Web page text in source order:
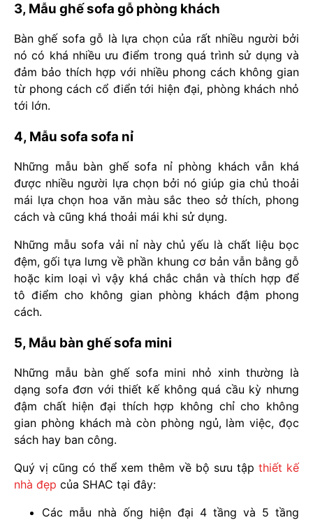
3, Mẫu ghế sofa gỗ phòng khách
Bàn ghế sofa gỗ là lựa chọn của rất nhiều người bởi
nó có khá nhiều ưu điểm trong quá trình sử dụng và
đảm bảo thích hợp với nhiều phong cách không gian
từ phong cách cổ điển tới hiện đại, phòng khách nhỏ
tới lớn.
4, Mẫu sofa sofa nỉ
Những mẫu bàn ghế sofa nỉ phòng khách vẫn khá
được nhiều người lựa chọn bởi nó giúp gia chủ thoải
mái lựa chọn hoa văn màu sắc theo sở thích, phong
cách và cũng khá thoải mái khi sử dụng.
Những mẫu sofa vải nỉ này chủ yếu là chất liệu bọc
đệm, gối tựa lưng về phần khung cơ bản vẫn bằng gỗ
hoặc kim loại vì vậy khá chắc chắn và thích hợp để
tô điểm cho không gian phòng khách đậm phong
cách.
5, Mẫu bàn ghế sofa mini
Những mẫu bàn ghế sofa mini nhỏ xinh thường là
dạng sofa đơn với thiết kế không quá cầu kỳ nhưng
đậm chất hiện đại thích hợp không chỉ cho không
gian phòng khách mà còn phòng ngủ, làm việc, đọc
sách hay ban công.
Quý vị cũng có thể xem thêm về bộ sưu tập thiết kế
nhà đẹp của SHAC tại đây:
Các mẫu nhà ống hiện đại 4 tầng và 5 tầng